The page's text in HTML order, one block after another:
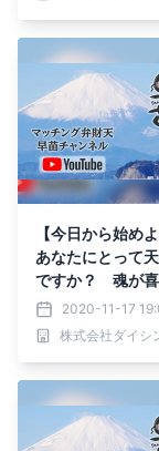
【今日から始めよ
あなたにとって
ですか？ 魂が喜
～マッチング弁
苗チャンネル～
2020-11-17
株式会社ダイシ